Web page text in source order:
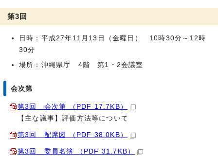
第3回
日時：平成27年11月13日（金曜日） 10時30分～12時
30分
場所：沖縄県庁 4階 第1・2会議室
会次第
第3回 会次第 （PDF 17.7KB）
【主な議事】評価方法等について
第3回 配席図 （PDF 38.0KB）
第3回 委員名簿 （PDF 31.7KB）